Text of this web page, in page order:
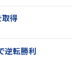
取得
逆転勝利